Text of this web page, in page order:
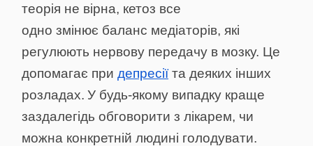
теорія не вірна, кетоз все
одно змінює баланс медіаторів, які
регулюють нервову передачу в мозку. Це
допомагає при депресії та деяких інших
розладах. У будь-якому випадку краще
заздалегідь обговорити з лікарем, чи
можна конкретній людині голодувати.